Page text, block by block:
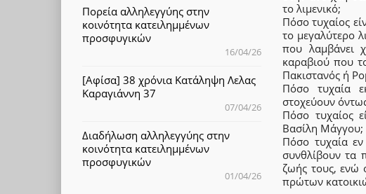
το λιμενικό;
Πόσο τυχαίος
το μεγαλύτερο
που λαμβάνει
καραβιού που
Πακιστανός ή
Πόσο τυχαία
στοχεύουν
Πόσο τυχαίος
Βασίλη Μάγγου;
Πόσο τυχαία εν
συνθλίβουν τα
ζωής τους, ενώ
πρώτων
Πορεία αλληλεγγύης στην
κοινότητα κατειλημμένων
προσφυγικών
16/04/26
[Αφίσα] 38 χρόνια Κατάληψη Λελας
Καραγιάννη 37
07/04/26
Διαδήλωση αλληλεγγύης στην
κοινότητα κατειλημμένων
προσφυγικών
01/04/26